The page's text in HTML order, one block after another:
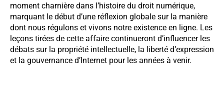
moment charnière dans l’histoire du droit numérique,
marquant le début d’une réflexion globale sur la manière
dont nous régulons et vivons notre existence en ligne. Les
leçons tirées de cette affaire continueront d’influencer les
débats sur la propriété intellectuelle, la liberté d’expression
et la gouvernance d’Internet pour les années à venir.